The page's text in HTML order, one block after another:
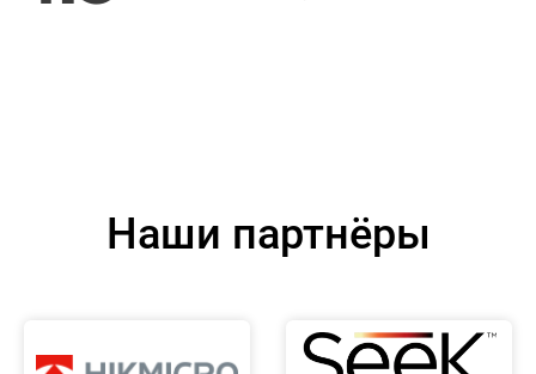
Наши партнёры